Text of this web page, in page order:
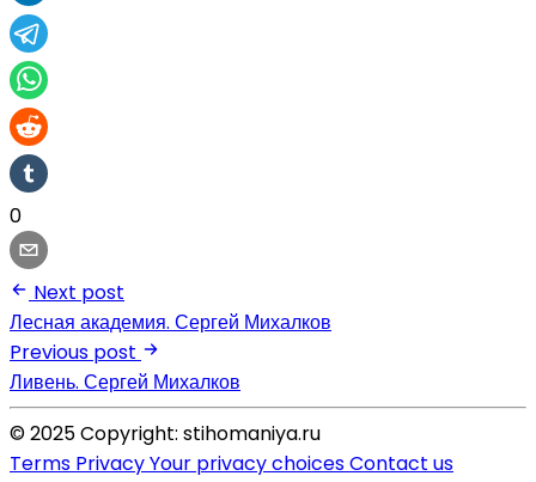
0
Next post
Лесная академия. Сергей Михалков
Previous post
Ливень. Сергей Михалков
© 2025 Copyright: stihomaniya.ru
Terms PrivacyYour privacy choicesContact us